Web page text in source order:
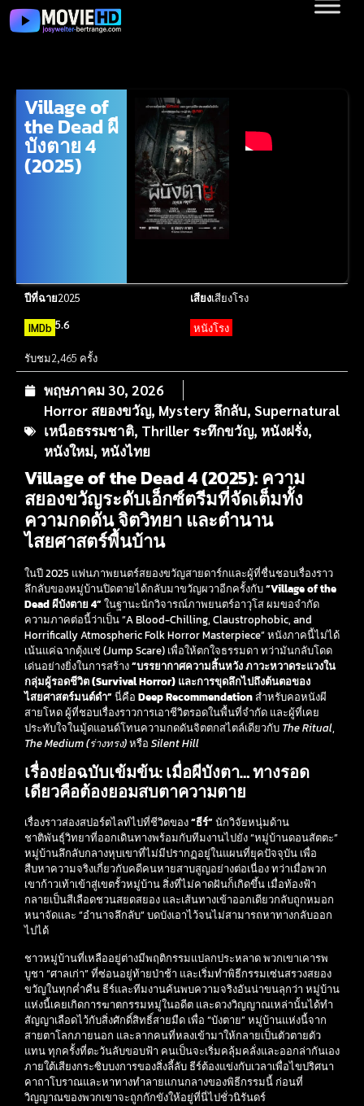
Village of
the Dead ผี
บังตาย 4
(2025)
ปีที่ฉาย2025 เสียงเสียงโรง
IMDb 5.6 หนังโรง
รับชม2,465 ครั้ง
พฤษภาคม 30, 2026
Horror สยองขวัญ, Mystery ลึกลับ, Supernatural
เหนือธรรมชาติ, Thriller ระทึกขวัญ, หนังฝรั่ง,
หนังใหม่, หนังไทย
Village of the Dead 4 (2025): ความ
สยองขวัญระดับเอ็กซ์ตรีมที่จัดเต็มทั้ง
ความกดดัน จิตวิทยา และตำนาน
ไสยศาสตร์พื้นบ้าน
ในปี 2025 แฟนภาพยนตร์สยองขวัญสายดาร์กและผู้ที่ชื่นชอบเรื่องราว
ลึกลับของหมู่บ้านปิดตายได้กลับมาขวัญผวาอีกครั้งกับ“Village of the
Dead ผีบังตาย 4”ในฐานะนักวิจารณ์ภาพยนตร์อาวุโส ผมขอจำกัด
ความภาคต่อนี้ว่าเป็น “A Blood-Chilling, Claustrophobic, and
Horrifically Atmospheric Folk Horror Masterpiece” หนังภาคนี้ไม่ได้
เน้นแค่ฉากตุ้งแช่ (Jump Scare) เพื่อให้ตกใจธรรมดา ทว่ามันกลับโดด
เด่นอย่างยิ่งในการสร้าง“บรรยากาศความสิ้นหวัง ภาวะหวาดระแวงใน
กลุ่มผู้รอดชีวิต (Survival Horror) และการขุดลึกไปถึงต้นตอของ
ไสยศาสตร์มนต์ดำ”นี่คือ Deep Recommendationสำหรับคอหนังผี
สายโหด ผู้ที่ชอบเรื่องราวการเอาชีวิตรอดในพื้นที่จำกัด และผู้ที่เคย
ประทับใจในมู้ดแอนด์โทนความกดดันจิตตกสไตล์เดียวกับ The Ritual,
The Medium (ร่างทรง)หรือ Silent Hill
เรื่องย่อฉบับเข้มข้น: เมื่อผีบังตา… ทางรอด
เดียวคือต้องยอมสบตาความตาย
เรื่องราวส่องสปอร์ตไลท์ไปที่ชีวิตของ“ธีร์”นักวิจัยหนุ่มด้าน
ชาติพันธุ์วิทยาที่ออกเดินทางพร้อมกับทีมงานไปยัง “หมู่บ้านดอนสัตตะ”
หมู่บ้านลึกลับกลางหุบเขาที่ไม่มีปรากฏอยู่ในแผนที่ยุคปัจจุบัน เพื่อ
สืบหาความจริงเกี่ยวกับคดีคนหายสาบสูญอย่างต่อเนื่อง ทว่าเมื่อพวก
เขาก้าวเท้าเข้าสู่เขตรั้วหมู่บ้าน สิ่งที่ไม่คาดฝันก็เกิดขึ้น เมื่อท้องฟ้า
กลายเป็นสีเลือดชวนสยดสยอง และเส้นทางเข้าออกเดียวกลับถูกหมอก
หนาจัดและ “อำนาจลึกลับ” บดบังเอาไว้จนไม่สามารถหาทางกลับออก
ไปได้
ชาวหมู่บ้านที่เหลืออยู่ต่างมีพฤติกรรมแปลกประหลาด พวกเขาเคารพ
บูชา “ศาลเก่า” ที่ซ่อนอยู่ท้ายป่าช้า และเริ่มทำพิธีกรรมเซ่นสรวงสยอง
ขวัญในทุกค่ำคืน ธีร์และทีมงานค้นพบความจริงอันน่าขนลุกว่า หมู่บ้าน
แห่งนี้เคยเกิดการฆาตกรรมหมู่ในอดีต และดวงวิญญาณเหล่านั้นได้ทำ
สัญญาเลือดไว้กับสิ่งศักดิ์สิทธิ์สายมืด เพื่อ “บังตาย” หมู่บ้านแห่งนี้จาก
สายตาโลกภายนอก และลากคนที่หลงเข้ามาให้กลายเป็นตัวตายตัว
แทน ทุกครั้งที่ตะวันลับขอบฟ้า คนเป็นจะเริ่มคลุ้มคลั่งและออกล่ากันเอง
ภายใต้เสียงกระซิบบงการของสิ่งลี้ลับ ธีร์ต้องแข่งกับเวลาเพื่อไขปริศนา
คาถาโบราณและหาทางทำลายแกนกลางของพิธีกรรมนี้ ก่อนที่
วิญญาณของพวกเขาจะถูกกักขังให้อยู่ที่นี่ไปชั่วนิรันดร์